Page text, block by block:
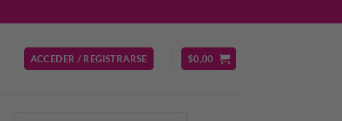
ACCEDER / REGISTRARSE $0,00